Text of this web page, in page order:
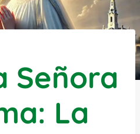
Señora
La